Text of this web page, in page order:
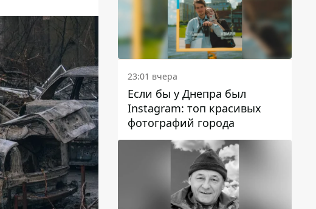
23:01 вчера
Если бы у Днепра был
Instagram: топ красивых
фотографий города